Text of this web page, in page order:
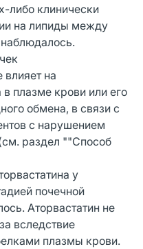
либо клинически
на липиды между
на
плазме крови или его
обмена, в связи с
с нарушением
раздел ""Способ
у
почечной
Аторвастатин не
вследствие
плазмы крови.